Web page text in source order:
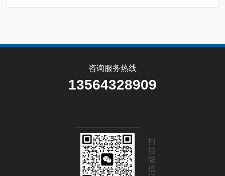
咨询服务热线
13564328909
扫
描
微
信